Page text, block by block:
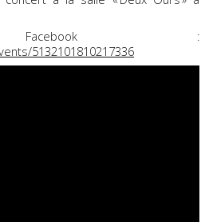
Facebook :
5132101810217336